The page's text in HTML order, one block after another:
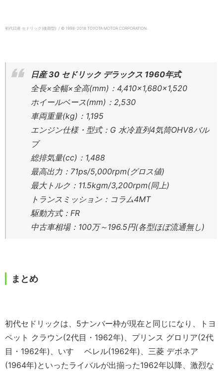
初代日産 セドリック(後期型) / © 1998-2018 TOYOTA MOTOR CORPORATION.
日産 30 セドリック デラックス 1960年式
全長×全幅×全高(mm)：4,410×1,680×1,520
ホイールベース(mm)：2,530
車両重量(kg)：1,195
エンジン仕様・型式：G 水冷直列4気筒OHV8バル
ブ
総排気量(cc)：1,488
最高出力：71ps/5,000rpm(グロス値)
最大トルク：11.5kgm/3,200rpm(同上)
トランスミッション：コラム4MT
駆動方式：FR
中古車相場：100万～196.5円(各型ほぼ流通無し)
まとめ
初代セドリックは、5ナンバー枠が現在と同じになり、トヨ
ペット クラウン(2代目・1962年)、プリンス グロリア(2代
目・1962年)、いすゞ ベレル(1962年)、三菱 デボネア
(1964年)といったライバルが出揃った1962年以降、激烈な